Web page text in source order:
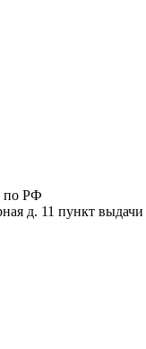
по РФ
д. 11 пункт выдачи